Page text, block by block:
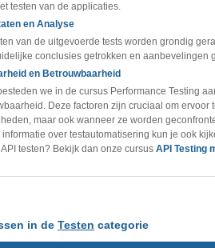
testen van de applicaties.
en Analyse
van de uitgevoerde tests worden grondig
conclusies getrokken en aanbevelingen
en Betrouwbaarheid
we in de cursus Performance Testing
Deze factoren zijn cruciaal om
maar ook wanneer ze worden
informatie over testautomatisering kun je ook
API testen? Bekijk dan onze cursusAPI Testing
in deTesten categorie